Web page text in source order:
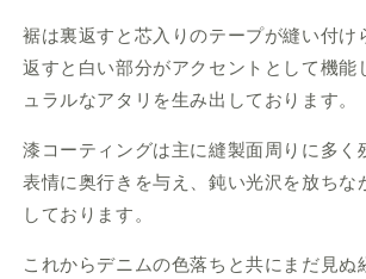
裾は裏返すと芯入りのテープが縫い付け
返すと白い部分がアクセントとして機能
ュラルなアタリを生み出しております。
漆コーティングは主に縫製面周りに多く
表情に奥行きを与え、鈍い光沢を放ちな
しております。
これからデニムの色落ちと共にまだ見ぬ